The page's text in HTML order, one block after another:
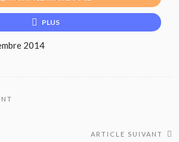
PLUS
2014
ARTICLE SUIVANT